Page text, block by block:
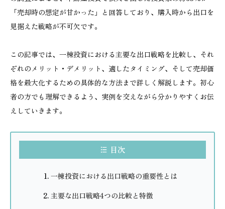
「売却時の想定が甘かった」と回答しており、購入時から出口を
見据えた戦略が不可欠です。
この記事では、一棟投資における主要な出口戦略を比較し、それ
ぞれのメリット・デメリット、適したタイミング、そして売却価
格を最大化するための具体的な方法まで詳しく解説します。初心
者の方でも理解できるよう、実例を交えながら分かりやすくお伝
えしていきます。
目次
一棟投資における出口戦略の重要性とは
主要な出口戦略4つの比較と特徴